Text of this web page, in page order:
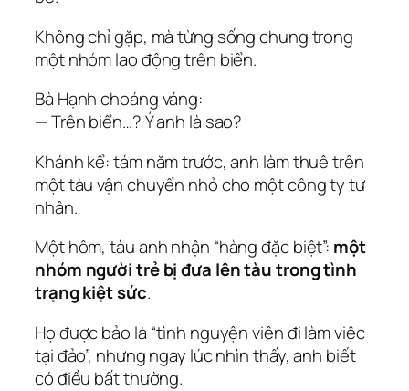
Không chỉ gặp, mà từng sống chung trong
một nhóm lao động trên biển.
Bà Hạnh choáng váng:
— Trên biển…? Ý anh là sao?
Khánh kể: tám năm trước, anh làm thuê trên
một tàu vận chuyển nhỏ cho một công ty tư
nhân.
Một hôm, tàu anh nhận “hàng đặc biệt”: một
nhóm người trẻ bị đưa lên tàu trong tình
trạng kiệt sức.
Họ được bảo là “tình nguyện viên đi làm việc
tại đảo”, nhưng ngay lúc nhìn thấy, anh biết
có điều bất thường.